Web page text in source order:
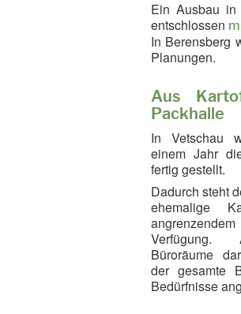
Ein Ausbau in
entschlossen
In Berensberg
Planungen.
Aus
Packhalle
In Vetschau
einem Jahr
fertig gestellt.
Dadurch steht
ehemalige
Verfügung.
Büroräume
der gesamte
Bedürfnisse